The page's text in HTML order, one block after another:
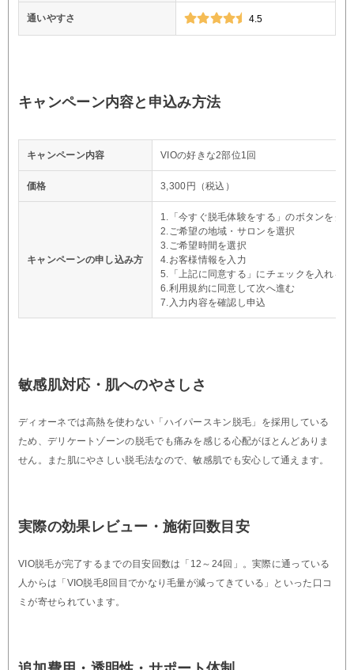
通いやすさ 4.5
キャンペーン内容と申込み方法
キャンペーン内容 VIOの好きな2部位1回
価格 3,300円（税込）
キャンペーンの申し込み方
1.「今すぐ脱毛体験をする」のボタンをク
2.ご希望の地域・サロンを選択
3.ご希望時間を選択
4.お客様情報を入力
5.「上記に同意する」にチェックを入れる
6.利用規約に同意して次へ進む
7.入力内容を確認し申込
敏感肌対応・肌へのやさしさ
ディオーネでは高熱を使わない「ハイパースキン脱毛」を採用している
ため、デリケートゾーンの脱毛でも痛みを感じる心配がほとんどありま
せん。また肌にやさしい脱毛法なので、敏感肌でも安心して通えます。
実際の効果レビュー・施術回数目安
VIO脱毛が完了するまでの目安回数は「12～24回」。実際に通っている
人からは「VIO脱毛8回目でかなり毛量が減ってきている」といった口コ
ミが寄せられています。